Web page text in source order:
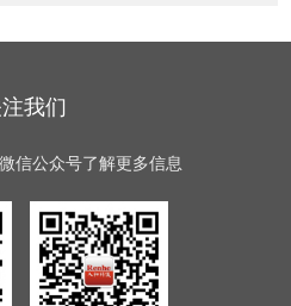
我们
信公众号了解更多信息